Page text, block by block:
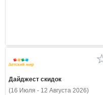
Дайджест скидок
(16 Июля - 12 Августа 2026)